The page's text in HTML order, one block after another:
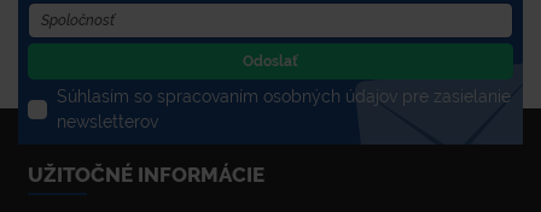
Odoslať
Súhlasím so spracovaním osobných údajov pre zasielanie
newsletterov
UŽITOČNÉ INFORMÁCIE